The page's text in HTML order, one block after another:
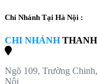
Chi Nhánh Tại Hà Nội :
CHI NHÁNH
Ngõ 109, Trường
Nội